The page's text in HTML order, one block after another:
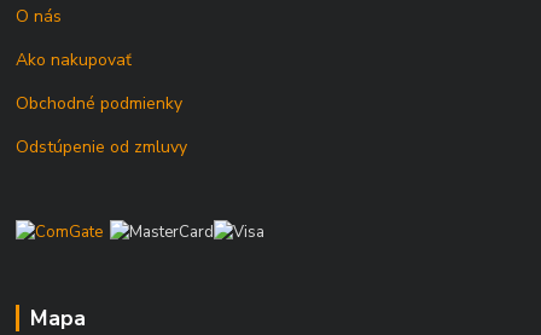
O nás
Ako nakupovať
Obchodné podmienky
Odstúpenie od zmluvy
Mapa